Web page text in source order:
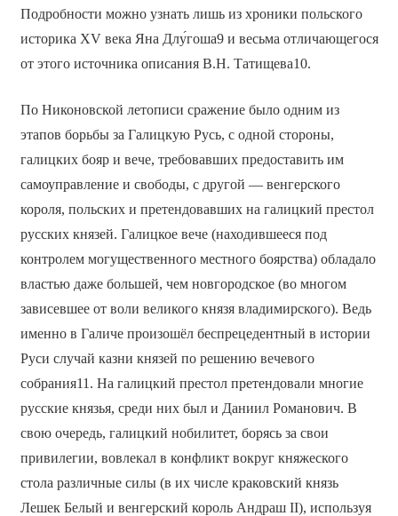
Подробности можно узнать лишь из хроники польского
историка XV века Яна Длу́гоша9 и весьма отличающегося
от этого источника описания В.Н. Татищева10.
По Никоновской летописи сражение было одним из
этапов борьбы за Галицкую Русь, с одной стороны,
галицких бояр и вече, требовавших предоставить им
самоуправление и свободы, с другой — венгерского
короля, польских и претендовавших на галицкий престол
русских князей. Галицкое вече (находившееся под
контролем могущественного местного боярства) обладало
властью даже большей, чем новгородское (во многом
зависевшее от воли великого князя владимирского). Ведь
именно в Галиче произошёл беспрецедентный в истории
Руси случай казни князей по решению вечевого
собрания11. На галицкий престол претендовали многие
русские князья, среди них был и Даниил Романович. В
свою очередь, галицкий нобилитет, борясь за свои
привилегии, вовлекал в конфликт вокруг княжеского
стола различные силы (в их числе краковский князь
Лешек Белый и венгерский король Андраш II), используя